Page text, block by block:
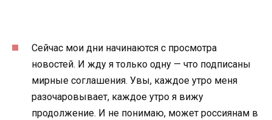
Сейчас мои дни начинаются с просмотра
новостей. И жду я только одну — что подписаны
мирные соглашения. Увы, каждое утро меня
разочаровывает, каждое утро я вижу
продолжение. И не понимаю, может россиянам в